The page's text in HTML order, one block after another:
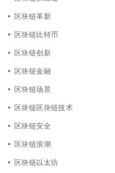
区块链革新
区块链比特币
区块链创新
区块链金融
区块链场景
区块链区块链技术
区块链安全
区块链浪潮
区块链以太坊